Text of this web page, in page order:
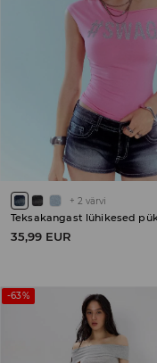
+ 2 värvi
35,99 EUR
-63%